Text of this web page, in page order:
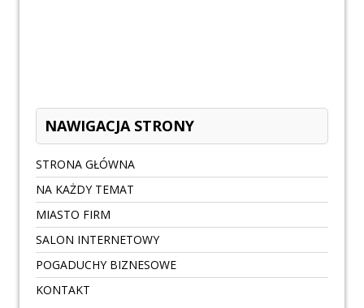
NAWIGACJA STRONY
STRONA GŁÓWNA
NA KAŻDY TEMAT
MIASTO FIRM
SALON INTERNETOWY
POGADUCHY BIZNESOWE
KONTAKT